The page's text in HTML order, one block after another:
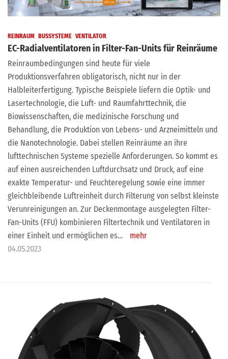
REINRAUM BUSSYSTEME VENTILATOR
EC-Radialventilatoren in Filter-Fan-Units für Reinräume
Reinraumbedingungen sind heute für viele
Produktionsverfahren obligatorisch, nicht nur in der
Halbleiterfertigung. Typische Beispiele liefern die Optik- und
Lasertechnologie, die Luft- und Raumfahrttechnik, die
Biowissenschaften, die medizinische Forschung und
Behandlung, die Produktion von Lebens- und Arzneimitteln und
die Nanotechnologie. Dabei stellen Reinräume an ihre
lufttechnischen Systeme spezielle Anforderungen. So kommt es
auf einen ausreichenden Luftdurchsatz und Druck, auf eine
exakte Temperatur- und Feuchteregelung sowie eine immer
gleichbleibende Luftreinheit durch Filterung von selbst kleinste
Verunreinigungen an. Zur Deckenmontage ausgelegten Filter-
Fan-Units (FFU) kombinieren Filtertechnik und Ventilatoren in
einer Einheit und ermöglichen es…
mehr
04.05.2023